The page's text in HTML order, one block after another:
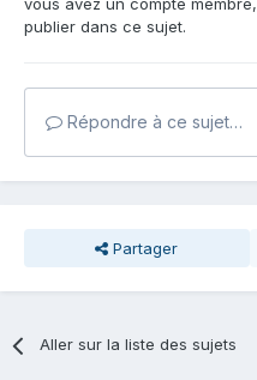
vous avez un compte membre,
publier dans ce sujet.
Répondre à ce sujet…
Partager
Aller sur la liste des sujets